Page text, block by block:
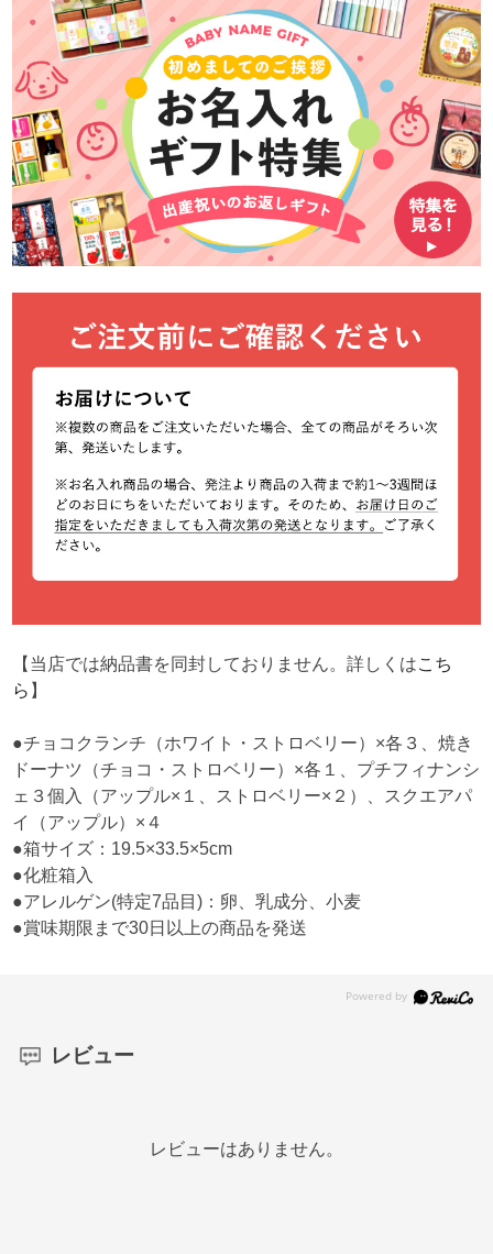
【当店では納品書を同封しておりません。詳しくはこち
ら 】
●チョコクランチ（ホワイト・ストロベリー）×各３、焼き
ドーナツ（チョコ・ストロベリー）×各１、プチフィナンシ
ェ３個入（アップル×１、ストロベリー×２）、スクエアパ
イ（アップル）×４
●箱サイズ：19.5×33.5×5cm
●化粧箱入
●アレルゲン(特定7品目)：卵、乳成分、小麦
●賞味期限まで30日以上の商品を発送
レビュー
レビューはありません。